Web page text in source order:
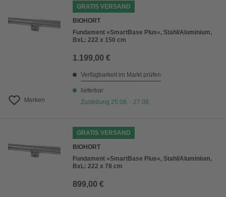
Merken
GRATIS VERSAND
BIOHORT
Fundament »SmartBase Plus«, Stahl/Aluminium,
BxL: 222 x 150 cm
1.199,00 €
Verfügbarkeit im Markt prüfen
lieferbar
Zustellung 25.08. - 27.08.
GRATIS VERSAND
BIOHORT
Fundament »SmartBase Plus«, Stahl/Aluminium,
BxL: 222 x 78 cm
899,00 €